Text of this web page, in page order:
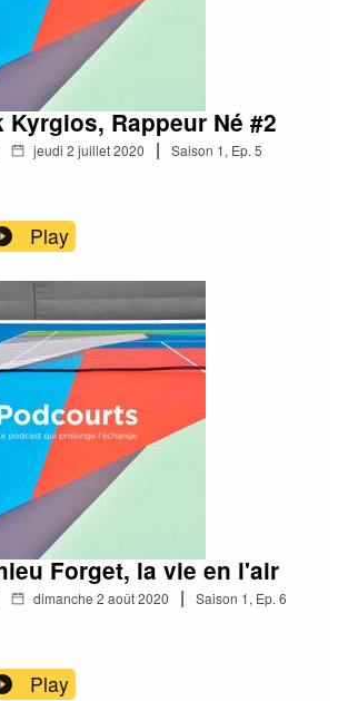
Kyrgios, Rappeur Né #2
jeudi 2 juillet 2020 | Saison 1, Ep. 5
Play
Forget, la vie en l'air
dimanche 2 août 2020 | Saison 1, Ep. 6
Play